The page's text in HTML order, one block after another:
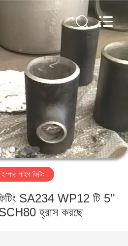
ইস্পাত পাইপ ফিটিং
SA234 WP12 টি 5''
হ্রাস করছে